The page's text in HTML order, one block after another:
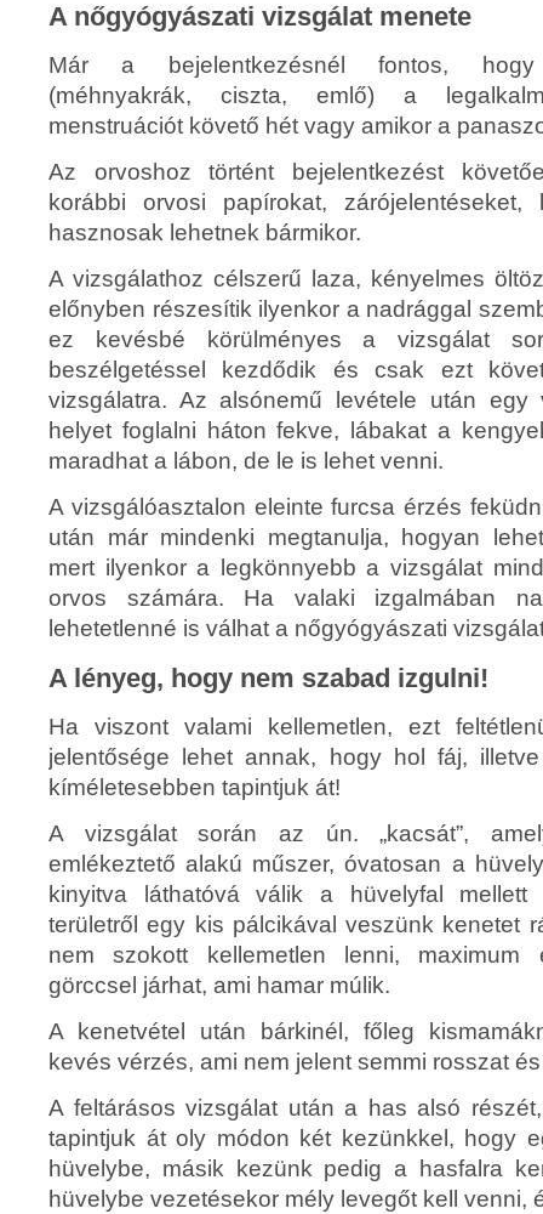
A nőgyógyászati vizsgálat menete
Már a bejelentkezésnél fontos, hogy
(méhnyakrák, ciszta, emlő) a
menstruációt követő hét vagy amikor a
Az orvoshoz történt bejelentkezést
korábbi orvosi papírokat,
hasznosak lehetnek bármikor.
A vizsgálathoz célszerű laza, kényelmes
előnyben részesítik ilyenkor a nadrággal
ez kevésbé körülményes a vizsgálat
beszélgetéssel kezdődik és csak ezt
vizsgálatra. Az alsónemű levétele után egy
helyet foglalni háton fekve, lábakat a
maradhat a lábon, de le is lehet venni.
A vizsgálóasztalon eleinte furcsa érzés
után már mindenki megtanulja, hogyan
mert ilyenkor a legkönnyebb a vizsgálat
orvos számára. Ha valaki izgalmában
lehetetlenné is válhat a nőgyógyászati
A lényeg, hogy nem szabad izgulni!
Ha viszont valami kellemetlen, ezt
jelentősége lehet annak, hogy hol fáj,
kíméletesebben tapintjuk át!
A vizsgálat során az ún. „kacsát”,
emlékeztető alakú műszer, óvatosan a
kinyitva láthatóvá válik a hüvelyfal
területről egy kis pálcikával veszünk kenetet
nem szokott kellemetlen lenni, maximum
görccsel járhat, ami hamar múlik.
A kenetvétel után bárkinél, főleg
kevés vérzés, ami nem jelent semmi rosszat
A feltárásos vizsgálat után a has alsó
tapintjuk át oly módon két kezünkkel, hogy
hüvelybe, másik kezünk pedig a hasfalra
hüvelybe vezetésekor mély levegőt kell venni,